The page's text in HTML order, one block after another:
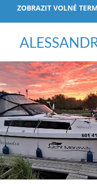
ZOBRAZIT VOLNÉ